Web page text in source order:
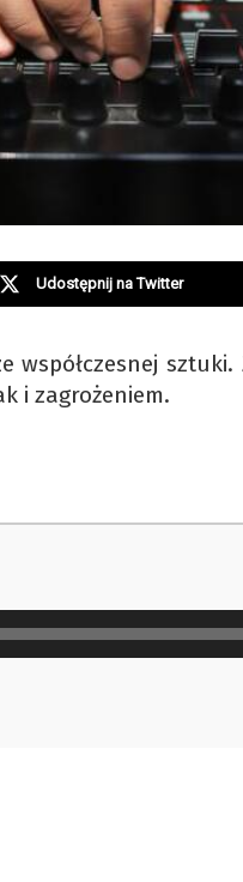
Udostępnij na Twitter
współczesnej
i zagrożeniem.